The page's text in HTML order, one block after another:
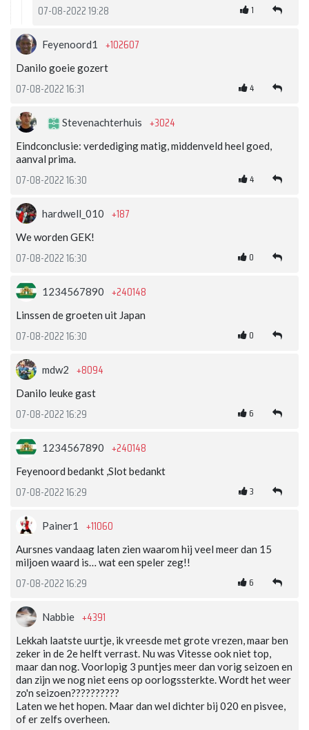
07-08-2022 19:28 1
Feyenoord1 +102607
Danilo goeie gozert
07-08-2022 16:31 4
Stevenachterhuis +3024
Eindconclusie: verdediging matig, middenveld heel goed,
aanval prima.
07-08-2022 16:30 4
hardwell_010 +187
We worden GEK!
07-08-2022 16:30 0
1234567890 +240148
Linssen de groeten uit Japan
07-08-2022 16:30 0
mdw2 +8094
Danilo leuke gast
07-08-2022 16:29 6
1234567890 +240148
Feyenoord bedankt ,Slot bedankt
07-08-2022 16:29 3
Painer1 +11060
Aursnes vandaag laten zien waarom hij veel meer dan 15
miljoen waard is… wat een speler zeg!!
07-08-2022 16:29 6
Nabbie +4391
Lekkah laatste uurtje, ik vreesde met grote vrezen, maar ben
zeker in de 2e helft verrast. Nu was Vitesse ook niet top,
maar dan nog. Voorlopig 3 puntjes meer dan vorig seizoen en
dan zijn we nog niet eens op oorlogssterkte. Wordt het weer
zo'n seizoen??????????
Laten we het hopen. Maar dan wel dichter bij 020 en pisvee,
of er zelfs overheen.